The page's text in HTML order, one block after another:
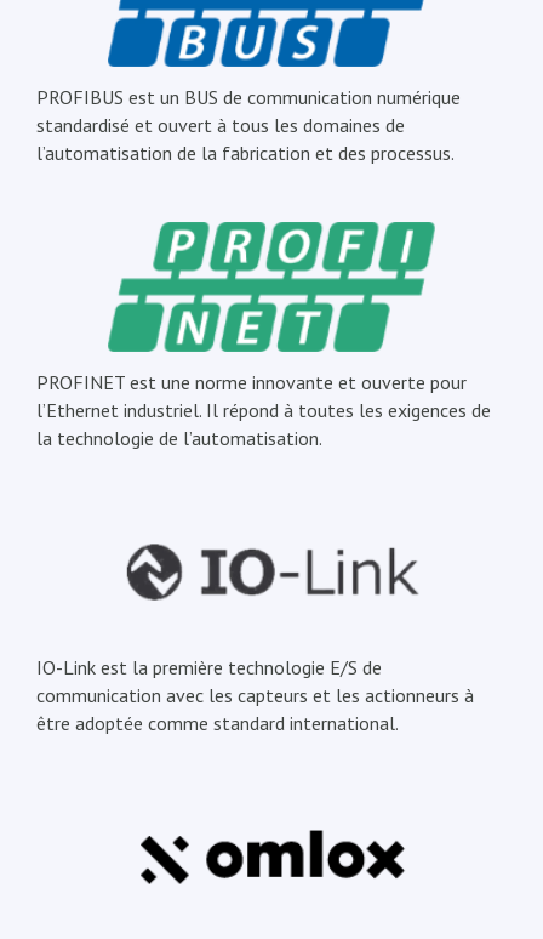
PROFIBUS est un BUS de communication numérique
standardisé et ouvert à tous les domaines de
l’automatisation de la fabrication et des processus.
PROFINET est une norme innovante et ouverte pour
l’Ethernet industriel. Il répond à toutes les exigences de
la technologie de l’automatisation.
IO-Link est la première technologie E/S de
communication avec les capteurs et les actionneurs à
être adoptée comme standard international.